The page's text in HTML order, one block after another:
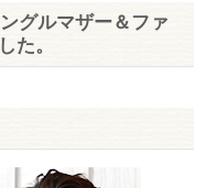
グルマザー＆ファ
た。